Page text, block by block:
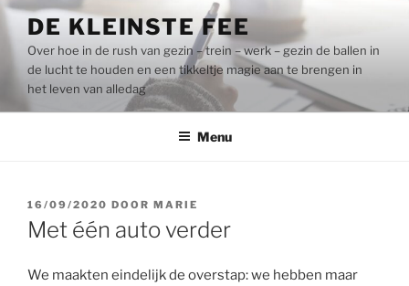
Naar
de
inhoud
springen
DE KLEINSTE FEE
Over hoe in de rush van gezin – trein – werk – gezin de ballen in
de lucht te houden en een tikkeltje magie aan te brengen in
het leven van alledag
Menu
GEPLAATST
OP
16/09/2020 DOOR MARIE
Met één auto verder
We maakten eindelijk de overstap: we hebben maar